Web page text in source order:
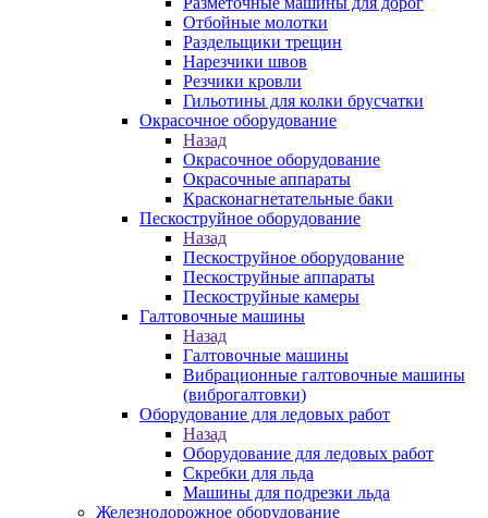
Отбойные молотки
Раздельщики трещин
Нарезчики швов
Резчики кровли
Гильотины для колки брусчатки
Окрасочное оборудование
Назад
Окрасочное оборудование
Окрасочные аппараты
Красконагнетательные баки
Пескоструйное оборудование
Назад
Пескоструйное оборудование
Пескоструйные аппараты
Пескоструйные камеры
Галтовочные машины
Назад
Галтовочные машины
Вибрационные галтовочные машины
(виброгалтовки)
Оборудование для ледовых работ
Назад
Оборудование для ледовых работ
Скребки для льда
Машины для подрезки льда
Железнодорожное оборудование